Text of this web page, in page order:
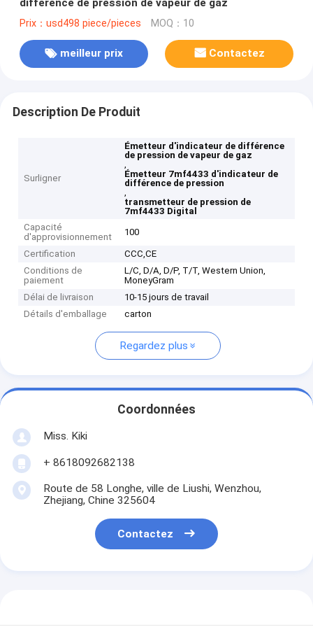
différence de pression de vapeur de gaz
Prix：usd498 piece/pieces MOQ：10
meilleur prix Contactez
Description De Produit
Surligner
Émetteur d'indicateur de différence
de pression de vapeur de gaz
,
Émetteur 7mf4433 d'indicateur de
différence de pression
,
transmetteur de pression de
7mf4433 Digital
Capacité
d'approvisionnement
100
Certification
CCC,CE
Conditions de
paiement
L/C, D/A, D/P, T/T, Western Union,
MoneyGram
Délai de livraison
10-15 jours de travail
Détails d'emballage
carton
Regardez plus
Coordonnées
Miss. Kiki
+ 8618092682138
Route de 58 Longhe, ville de Liushi, Wenzhou,
Zhejiang, Chine 325604
Contactez